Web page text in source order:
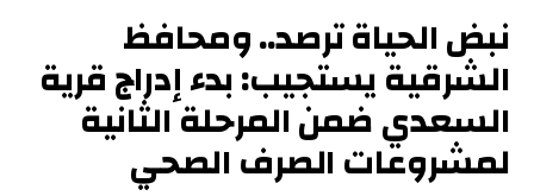
نبض الحياة ترصد.. ومحافظ
الشرقية يستجيب: بدء إدراج قرية
السعدي ضمن المرحلة الثانية
لمشروعات الصرف الصحي